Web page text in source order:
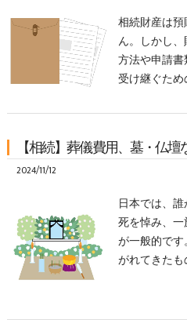
相続財産は
ん。しかし
方法や申請
受け継ぐた
【相続】葬儀費用、墓・仏
2024/11/12
日本では、
死を悼み、
が一般的で
がれてきた